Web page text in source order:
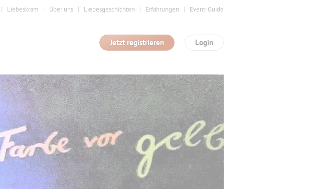
Liebeskram Über uns Liebesgeschichten Erfahrungen Event-Guide
Login
Jetzt registrieren